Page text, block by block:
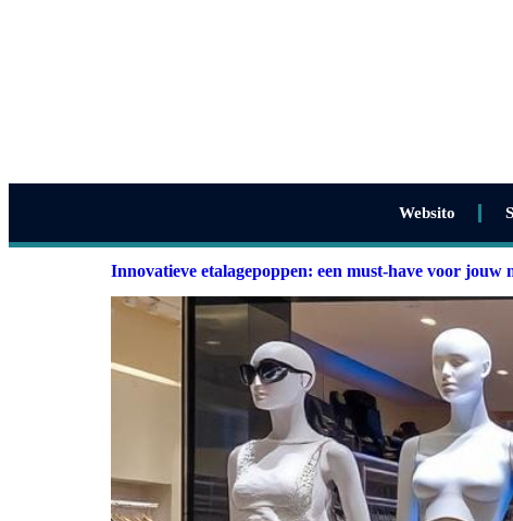
Websito
Innovatieve etalagepoppen: een must-have voor jouw